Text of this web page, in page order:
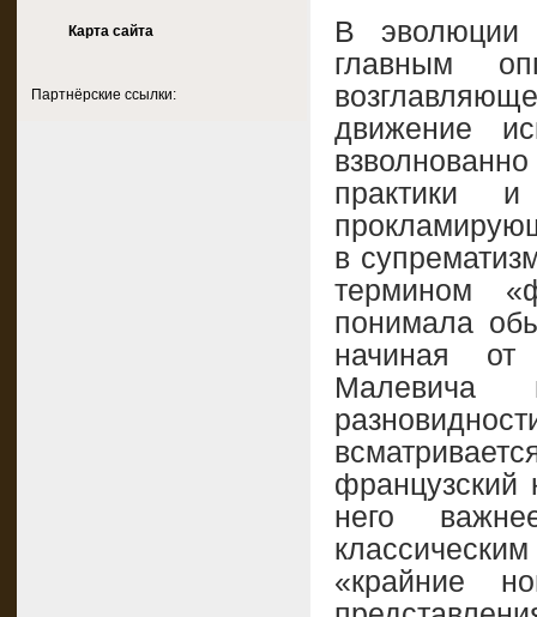
В эволюции
главным
движение
практики
в
термином
понимала
начиная
Малевича
французский
него
«крайние
Карта сайта
Партнёрские ссылки: